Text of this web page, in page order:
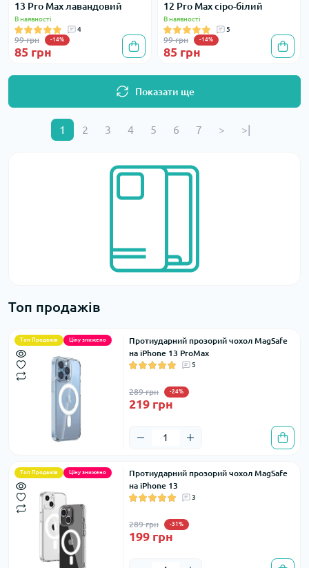
13 Pro Max лавандовий
В наявності
4
99 грн -14%
85 грн
12 Pro Max сіро-білий
В наявності
5
99 грн -14%
85 грн
Показати ще
1 2 3 4 5 6 7 > >|
Топ продажів
Топ Продажів Ціну знижено
Протиударний прозорий чохол MagSafe
на iPhone 13 ProMax
5
289 грн -24%
219 грн
Топ Продажів Ціну знижено
Протиударний прозорий чохол MagSafe
на iPhone 13
3
289 грн -31%
199 грн